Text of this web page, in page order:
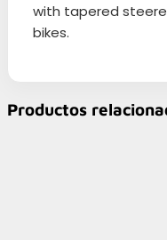
with tapered
bikes.
Productos